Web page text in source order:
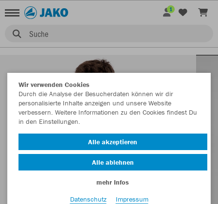
Suche
1
Wir verwenden Cookies
Durch die Analyse der Besucherdaten können wir dir
personalisierte Inhalte anzeigen und unsere Website
verbessern. Weitere Informationen zu den Cookies findest Du
in den Einstellungen.
Alle akzeptieren
Alle ablehnen
mehr Infos
Datenschutz
Impressum